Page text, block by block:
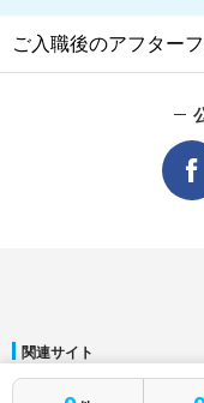
ご入職後のアフター
関連サイト
マイナビDOCTOR│マイナビ看